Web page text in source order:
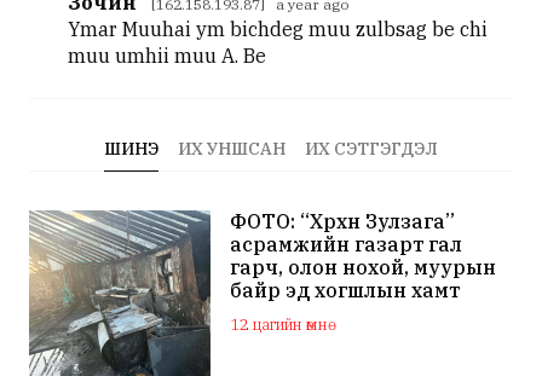
[162.158.193.87] a year ago
Ymar Muuhai ym bichdeg muu zulbsag be chi
muu umhii muu A. Be
ШИНЭ ИХ УНШСАН ИХ СЭТГЭГДЭЛ
ФОТО: “Хөөрхөн Зулзага”
асрамжийн газарт гал
гарч, олон нохой, муурын
байр эд хогшлын хамт
шатжээ
12 цагийн өмнө